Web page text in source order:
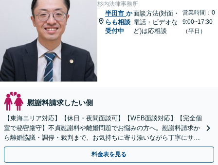
杉内法律事務所
半田市 か
らも相談
受付中
面談方法(対面・
電話・ビデオな
ど)は応相談
営業時間：0
9:00~17:30
（平日）
慰謝料請求したい側
【東海エリア対応】【休日・夜間面談可】【WEB面談対応】【完全個
室で秘密厳守】不貞慰謝料や離婚問題でお悩みの方へ。慰謝料請求か
ら離婚協議・調停・裁判まで、お気持ちに寄り添いながら丁寧にサポ
ートいたします。
料金表を見る